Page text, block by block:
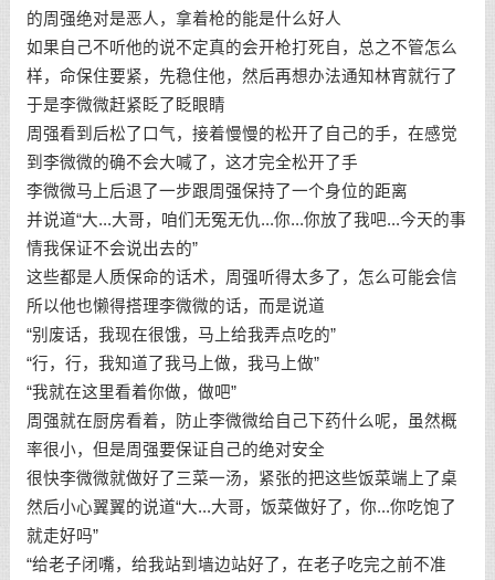
的周强绝对是恶人，拿着枪的能是什么好人
如果自己不听他的说不定真的会开枪打死自，总之不管怎么
样，命保住要紧，先稳住他，然后再想办法通知林宵就行了
于是李微微赶紧眨了眨眼睛
周强看到后松了口气，接着慢慢的松开了自己的手，在感觉
到李微微的确不会大喊了，这才完全松开了手
李微微马上后退了一步跟周强保持了一个身位的距离
并说道“大...大哥，咱们无冤无仇...你...你放了我吧...今天的事
情我保证不会说出去的”
这些都是人质保命的话术，周强听得太多了，怎么可能会信
所以他也懒得搭理李微微的话，而是说道
“别废话，我现在很饿，马上给我弄点吃的”
“行，行，我知道了我马上做，我马上做”
“我就在这里看着你做，做吧”
周强就在厨房看着，防止李微微给自己下药什么呢，虽然概
率很小，但是周强要保证自己的绝对安全
很快李微微就做好了三菜一汤，紧张的把这些饭菜端上了桌
然后小心翼翼的说道“大...大哥，饭菜做好了，你...你吃饱了
就走好吗”
“给老子闭嘴，给我站到墙边站好了，在老子吃完之前不准